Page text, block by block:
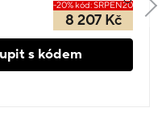
-20% kód: SRPEN20
8 207 Kč
s kódem